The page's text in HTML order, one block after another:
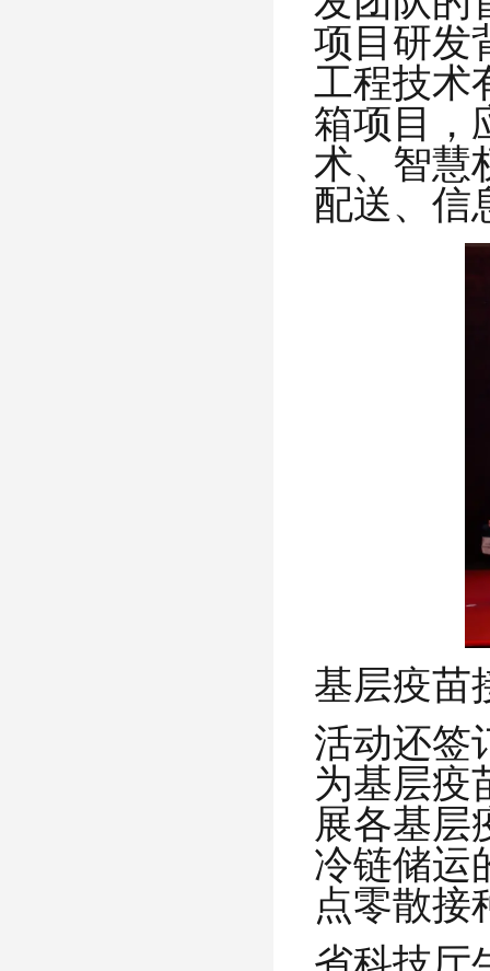
项目研发
工程技术
箱项目，
术、智慧
配送、信
基层疫苗
活动还签
为基层疫
展各基层
冷链储运
点零散接